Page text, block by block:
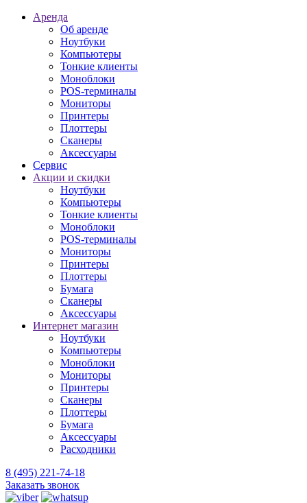
Аренда
Об аренде
Ноутбуки
Компьютеры
Тонкие клиенты
Моноблоки
POS-терминалы
Мониторы
Принтеры
Плоттеры
Сканеры
Аксессуары
Сервис
Акции и скидки
Ноутбуки
Компьютеры
Тонкие клиенты
Моноблоки
POS-терминалы
Мониторы
Принтеры
Плоттеры
Бумага
Сканеры
Аксессуары
Интернет магазин
Ноутбуки
Компьютеры
Моноблоки
Мониторы
Принтеры
Сканеры
Плоттеры
Бумага
Аксессуары
Расходники
8 (495) 221-74-18
Заказать звонок